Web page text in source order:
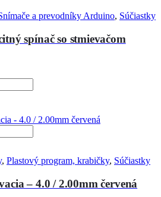
a prevodníky Arduino, Súčiastky
spínač so stmievačom
, Plastový program, krabičky, Súčiastky
– 4.0 / 2.00mm červená